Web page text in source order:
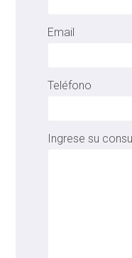
Email
Teléfono
Ingrese su